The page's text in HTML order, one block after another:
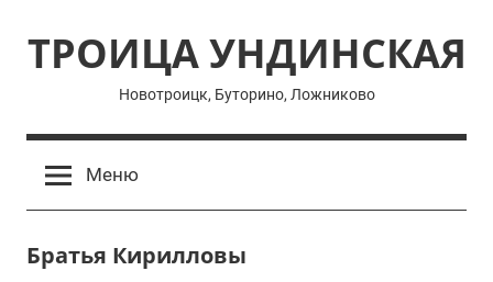
содержимому
ТРОИЦА УНДИНСКАЯ
Новотроицк, Буторино, Ложниково
Меню
Братья Кирилловы